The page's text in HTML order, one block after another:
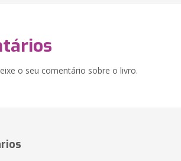
o seu comentário sobre o livro.